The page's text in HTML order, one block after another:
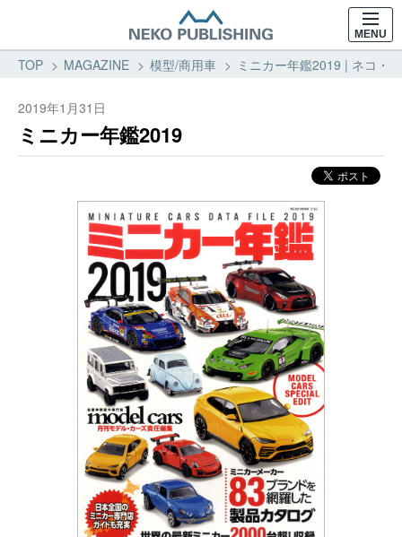
MENU
TOP MAGAZINE 模型/商用車 ミニカー年鑑2019 | ネコ・
2019年1月31日
ミニカー年鑑2019